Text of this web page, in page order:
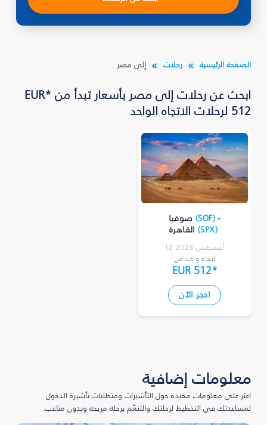
الصفحة الرئيسية رحلات إلى مصر
ابحث عن رحلات إلى مصر بأسعار تبدأ من *EUR
512 لرحلات الاتجاه الواحد
صوفيا (SOF) -
القاهرة (SPX)
12 أغسطس 2026
اتجاه واحد من
EUR 512*
احجز الآن
معلومات إضافية
اعثر على معلومات مفيدة حول التأشيرات ومتطلبات تأشيرة الدخول
لمساعدتك في التخطيط لرحلتك والتنعّم برحلة مريحة وبدون متاعب.